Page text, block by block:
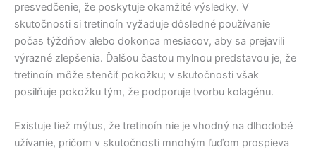
presvedčenie, že poskytuje okamžité výsledky. V
skutočnosti si tretinoín vyžaduje dôsledné používanie
počas týždňov alebo dokonca mesiacov, aby sa prejavili
výrazné zlepšenia. Ďalšou častou mylnou predstavou je, že
tretinoín môže stenčiť pokožku; v skutočnosti však
posilňuje pokožku tým, že podporuje tvorbu kolagénu.
Existuje tiež mýtus, že tretinoín nie je vhodný na dlhodobé
užívanie, pričom v skutočnosti mnohým ľuďom prospieva